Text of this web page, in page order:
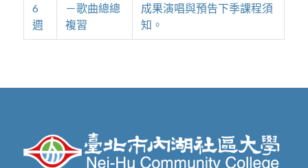
6
週
－歌曲總總
複習
成果演唱與預告下季課程須
知。